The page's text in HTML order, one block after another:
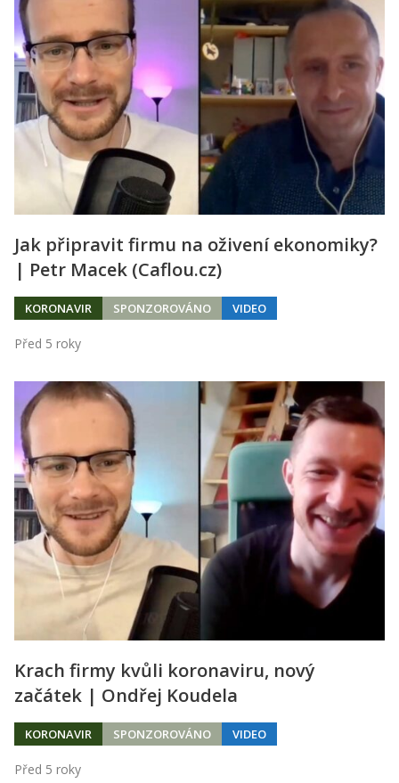
Jak připravit firmu na oživení ekonomiky?
| Petr Macek (Caflou.cz)
KORONAVIR SPONZOROVÁNO VIDEO
Před 5 roky
Krach firmy kvůli koronaviru, nový
začátek | Ondřej Koudela
KORONAVIR SPONZOROVÁNO VIDEO
Před 5 roky